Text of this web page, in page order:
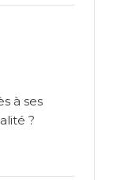
à ses
?